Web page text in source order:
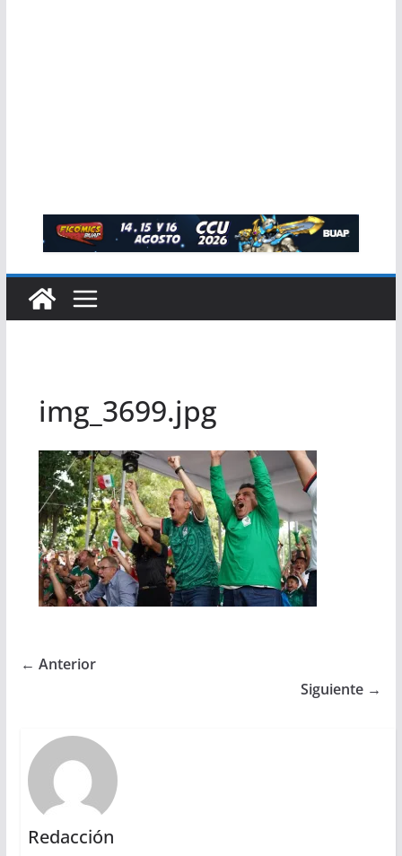
img_3699.jpg
← Anterior
Siguiente →
Redacción